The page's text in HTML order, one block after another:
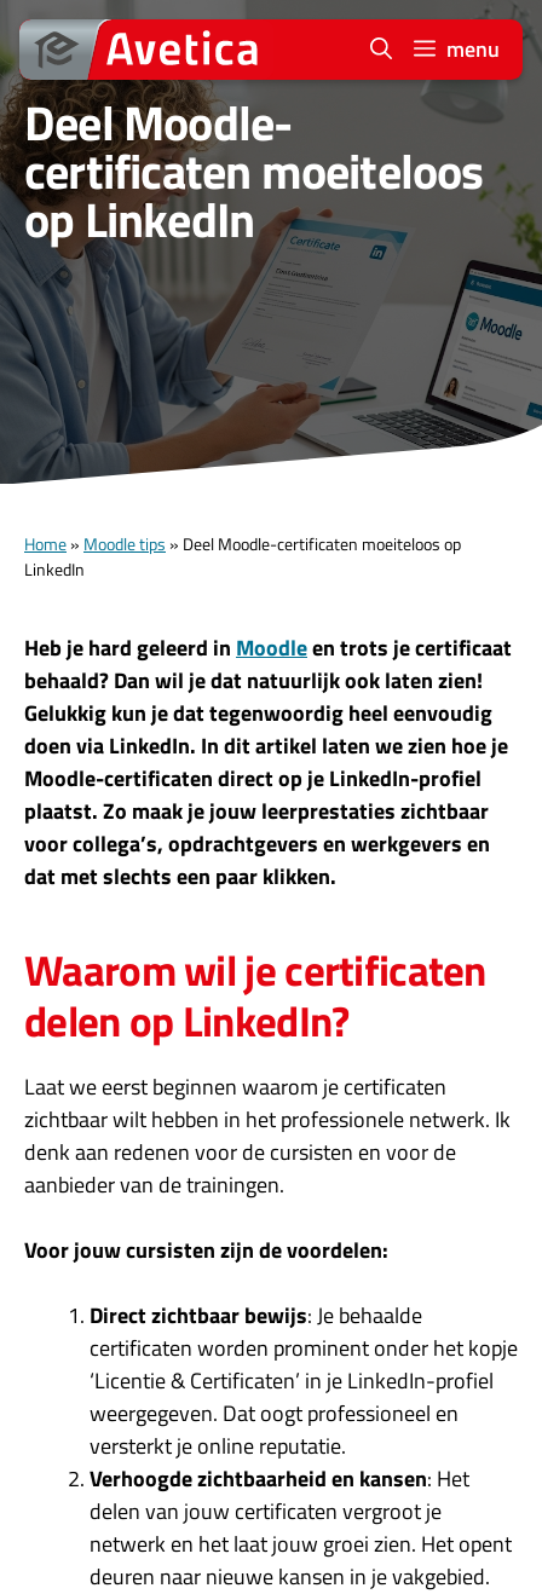
Ga
naar
de
inhoud
menu
Deel Moodle-
certificaten moeiteloos
op LinkedIn
Home» Moodle tips » Deel Moodle-certificaten moeiteloos op
LinkedIn
Heb je hard geleerd in Moodleen trots je certificaat
behaald? Dan wil je dat natuurlijk ook laten zien!
Gelukkig kun je dat tegenwoordig heel eenvoudig
doen via LinkedIn. In dit artikel laten we zien hoe je
Moodle-certificaten direct op je LinkedIn-profiel
plaatst. Zo maak je jouw leerprestaties zichtbaar
voor collega’s, opdrachtgevers en werkgevers en
dat met slechts een paar klikken.
Waarom wil je certificaten
delen op LinkedIn?
Laat we eerst beginnen waarom je certificaten
zichtbaar wilt hebben in het professionele netwerk. Ik
denk aan redenen voor de cursisten en voor de
aanbieder van de trainingen.
Voor jouw cursisten zijn de voordelen:
Direct zichtbaar bewijs: Je behaalde
certificaten worden prominent onder het kopje
‘Licentie & Certificaten’ in je LinkedIn-profiel
weergegeven. Dat oogt professioneel en
versterkt je online reputatie.
Verhoogde zichtbaarheid en kansen: Het
delen van jouw certificaten vergroot je
netwerk en het laat jouw groei zien. Het opent
deuren naar nieuwe kansen in je vakgebied.